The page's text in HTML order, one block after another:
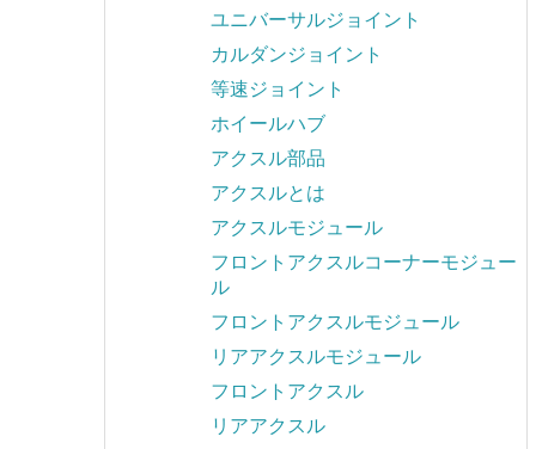
ユニバーサルジョイント
カルダンジョイント
等速ジョイント
ホイールハブ
アクスル部品
アクスルとは
アクスルモジュール
フロントアクスルコーナーモジュー
ル
フロントアクスルモジュール
リアアクスルモジュール
フロントアクスル
リアアクスル